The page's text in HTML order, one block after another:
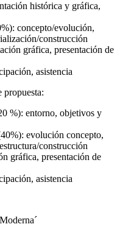
histórica y gráfica,
concepto/evolución,
construcción
gráfica, presentación de
asistencia
propuesta:
%): entorno, objetivos y
evolución concepto,
construcción
gráfica, presentación de
asistencia